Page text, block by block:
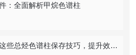
：全面解析甲烷色谱柱
告别频繁更换！掌握这些总烃色谱柱保存技巧，提升效率！